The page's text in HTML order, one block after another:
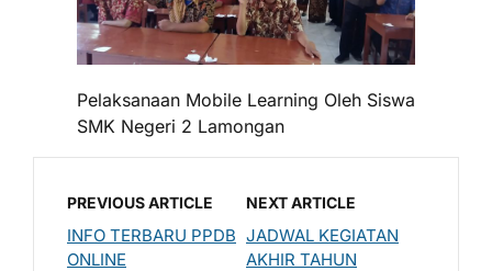
Pelaksanaan Mobile Learning Oleh Siswa
SMK Negeri 2 Lamongan
PREVIOUS ARTICLE
INFO TERBARU PPDB
ONLINE
NEXT ARTICLE
JADWAL KEGIATAN
AKHIR TAHUN